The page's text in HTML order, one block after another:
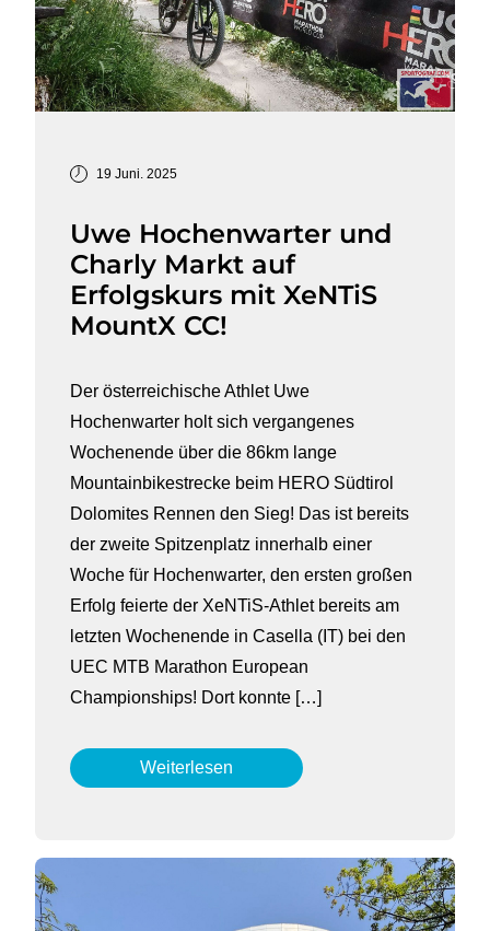
19 Juni. 2025
Uwe Hochenwarter und
Charly Markt auf
Erfolgskurs mit XeNTiS
MountX CC!
Der österreichische Athlet Uwe
Hochenwarter holt sich vergangenes
Wochenende über die 86km lange
Mountainbikestrecke beim HERO Südtirol
Dolomites Rennen den Sieg! Das ist bereits
der zweite Spitzenplatz innerhalb einer
Woche für Hochenwarter, den ersten großen
Erfolg feierte der XeNTiS-Athlet bereits am
letzten Wochenende in Casella (IT) bei den
UEC MTB Marathon European
Championships! Dort konnte […]
Weiterlesen